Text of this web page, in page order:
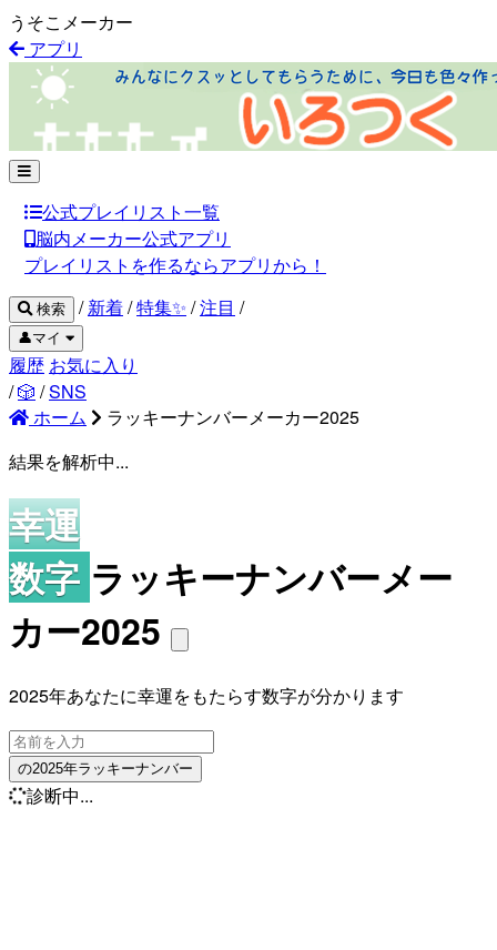
うそこメーカー
アプリ
公式プレイリスト一覧
脳内メーカー公式アプリ
プレイリストを作るならアプリから！
検索 / 新着/特集✨ /注目 /
👤マイ
履歴 お気に入り
/🎲 /SNS
ホーム
ラッキーナンバーメーカー2025
結果を解析中...
幸運
数字 ラッキーナンバーメー
カー2025
2025年あなたに幸運をもたらす数字が分かります
の2025年ラッキーナンバー
診断中...